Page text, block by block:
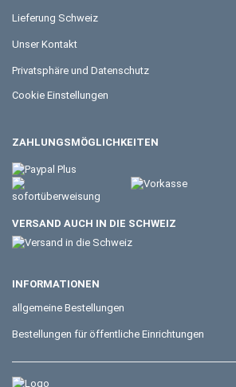
Lieferung Schweiz
Unser Kontakt
Privatsphäre und Datenschutz
Cookie Einstellungen
ZAHLUNGSMÖGLICHKEITEN
VERSAND AUCH IN DIE SCHWEIZ
INFORMATIONEN
allgemeine Bestellungen
Bestellungen für öffentliche Einrichtungen